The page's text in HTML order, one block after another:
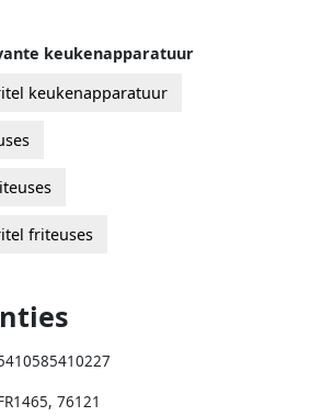
keukenapparatuur
keukenapparatuur
friteuses
, 76121